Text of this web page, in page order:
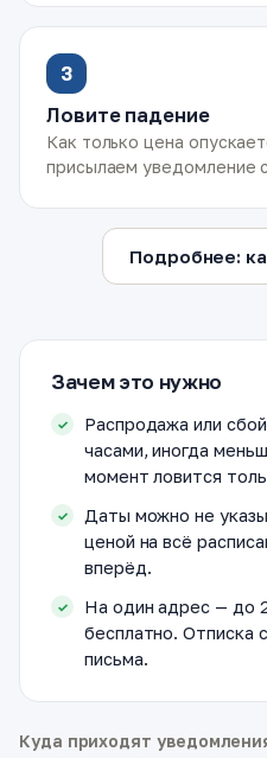
3
Ловите падение
Как только цена
присылаем уведомление
Подробнее:
Зачем это нужно
Распродажа или
часами, иногда
момент ловится
Даты можно не
ценой на всё
вперёд.
На один адрес — до
бесплатно. Отписка
письма.
Куда приходят